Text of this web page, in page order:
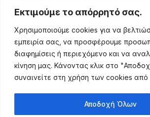
Εκτιμούμε το απόρρητό σας.
Χρησιμοποιούμε cookies για να
εμπειρία σας, να προσφέρουμε
διαφημίσεις ή περιεχόμενο και να
κίνηση μας. Κάνοντας κλικ στο
συναινείτε στη χρήση των cookies από
Αποδοχή Όλων
Επικοινωνία
Ρόδου 133, Αθήνα 10443
(+30) 211 725 5427
sales@lightingexpert.gr
Χρήσιμες Σελίδες